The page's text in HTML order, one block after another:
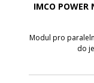
IMCO
Modul pro
do